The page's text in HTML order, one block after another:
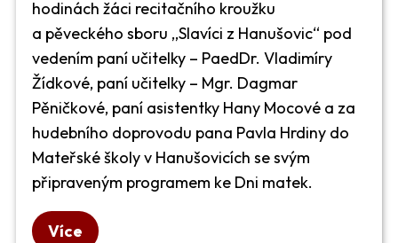
hodinách žáci recitačního kroužku
a pěveckého sboru ,,Slavíci z Hanušovic“ pod
vedením paní učitelky – PaedDr. Vladimíry
Žídkové, paní učitelky – Mgr. Dagmar
Pěničkové, paní asistentky Hany Mocové a za
hudebního doprovodu pana Pavla Hrdiny do
Mateřské školy v Hanušovicích se svým
připraveným programem ke Dni matek.
Více